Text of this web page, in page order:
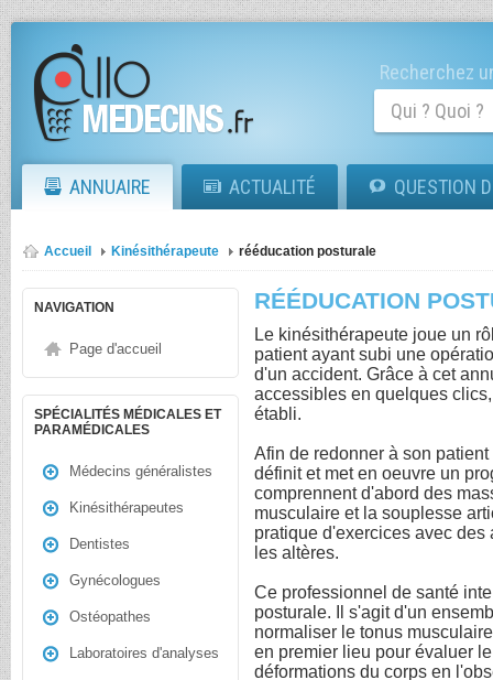
Recherchez
ANNUAIRE ACTUALITÉ QUESTION
Accueil Kinésithérapeute rééducation posturale
NAVIGATION
Page d'accueil
SPÉCIALITÉS MÉDICALES ET
PARAMÉDICALES
Médecins généralistes
Kinésithérapeutes
Dentistes
Gynécologues
Ostéopathes
Laboratoires d'analyses
RÉÉDUCATION
Le kinésithérapeute joue un
patient ayant subi une
d'un accident. Grâce à cet
accessibles en quelques
établi.
Afin de redonner à son
définit et met en oeuvre un
comprennent d'abord des
musculaire et la souplesse
pratique d'exercices avec
les altères.
Ce professionnel de santé
posturale. Il s'agit d'un
normaliser le tonus
en premier lieu pour évaluer
déformations du corps en